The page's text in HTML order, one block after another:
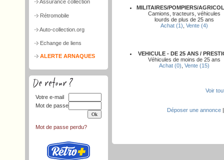
Assurance collection
Rétromobile
Auto-collection.org
Echange de liens
ALERTE ARNAQUES
Votre e-mail
Mot de passe
Mot de passe perdu?
MILITAIRES/POMPIERS/
Camions, tracteurs, véhicules
lourds de plus de 25 ans
Achat (1) Vente (4)
VEHICULE - DE 25 ANS /
Véhicules de moins de 25 ans
Achat (0) Vente (15)
Voir
Déposer une annonce